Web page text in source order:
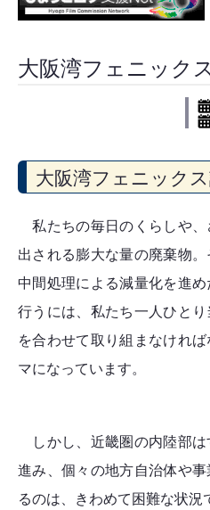
大阪湾フェニック
大阪湾フェニック
私たちの毎日のくらしや
出される膨大な量の廃棄物。
中間処理による減量化を進
行うには、私たち一人ひと
を合わせて取り組まなけれ
マになっています。
しかし、近畿圏の内陸部
進み、個々の地方自治体や
るのは、きわめて困難な状況